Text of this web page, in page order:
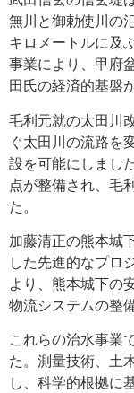
無川と御勅使川の
キロメートルに及
事業により、甲府
田氏の経済的基盤
毛利元就の太田川
ぐ太田川の流路を
設を可能にしまし
点が整備され、毛
た。
加藤清正の熊本城
した先進的なプロ
より、熊本城下の
物流システムの整
これらの治水事業
た。測量技術、土
し、科学的根拠に